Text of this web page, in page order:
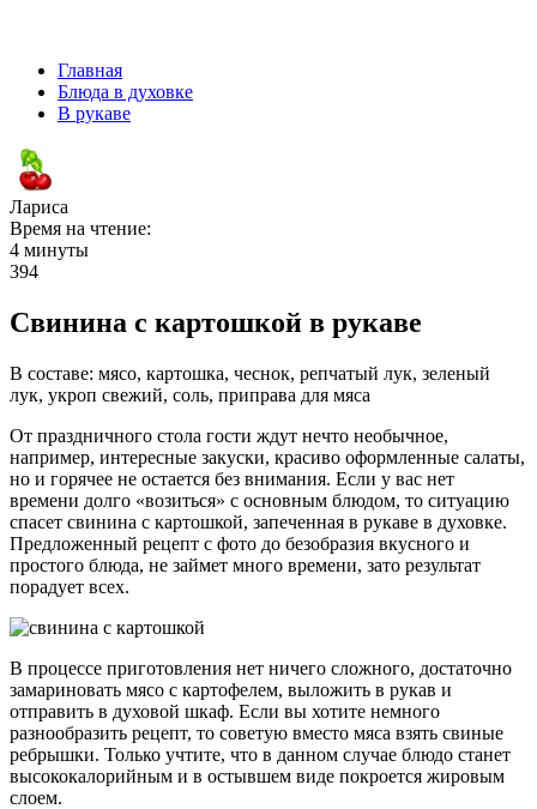
Главная
Блюда в духовке
В рукаве
Лариса
Время на чтение:
4 минуты
394
Свинина с картошкой в рукаве
В составе: мясо, картошка, чеснок, репчатый лук, зеленый
лук, укроп свежий, соль, приправа для мяса
От праздничного стола гости ждут нечто необычное,
например, интересные закуски, красиво оформленные салаты,
но и горячее не остается без внимания. Если у вас нет
времени долго «возиться» с основным блюдом, то ситуацию
спасет свинина с картошкой, запеченная в рукаве в духовке.
Предложенный рецепт с фото до безобразия вкусного и
простого блюда, не займет много времени, зато результат
порадует всех.
В процессе приготовления нет ничего сложного, достаточно
замариновать мясо с картофелем, выложить в рукав и
отправить в духовой шкаф. Если вы хотите немного
разнообразить рецепт, то советую вместо мяса взять свиные
ребрышки. Только учтите, что в данном случае блюдо станет
высококалорийным и в остывшем виде покроется жировым
слоем.